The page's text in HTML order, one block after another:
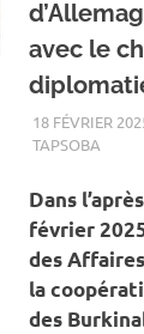
avec le
18 FÉVRIER
TAPSOBA
Dans
février
des
la
des